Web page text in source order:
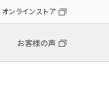
オンラインストア
お客様の声